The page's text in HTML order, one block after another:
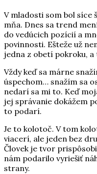
V mladosti som bol síce
mňa. Dnes sa trend
do vedúcich pozícií a
povinnosti. Ešteže už
jedna z obetí pokroku, a
Vždy keď sa márne
úspechom… snažím sa
nedarí sa mi to. Keď
jej správanie dokážem
to podarí.
Je to kolotoč. V tom
viacerí, ale jeden bez
Človek je tvor
nám podarilo vyriešiť
strany.